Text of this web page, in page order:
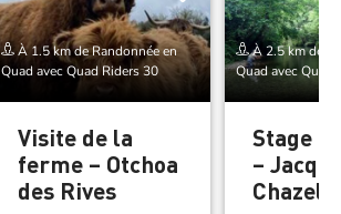
À 1.5 km de Randonnée en
Quad avec Quad Riders 30
Visite de la
ferme – Otchoa
des Rives
À 2.5 km de
Quad avec Quad
Stage
–
Chazel